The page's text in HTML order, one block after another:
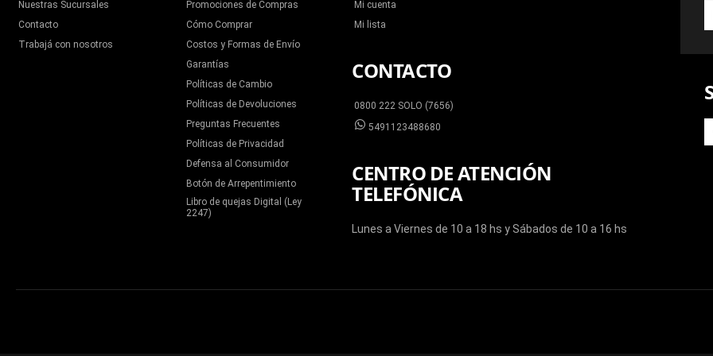
Nuestras Sucursales
Contacto
Trabajá con nosotros
Promociones de Compras
Cómo Comprar
Costos y Formas de Envío
Garantías
Políticas de Cambio
Políticas de Devoluciones
Preguntas Frecuentes
Políticas de Privacidad
Defensa al Consumidor
Botón de Arrepentimiento
Libro de quejas Digital (Ley
2247)
Mi cuenta
Mi lista
CONTACTO
0800 222 SOLO (7656)
5491123488680
CENTRO DE ATENCIÓN
TELEFÓNICA
Lunes a Viernes de 10 a 18 hs y Sábados de 10 a 16 hs